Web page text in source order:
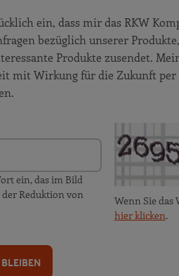
ein, dass mir das RKW
bezüglich unserer
Produkte zusendet.
mit Wirkung für die Zukunft per
ein, das im Bild
Reduktion von
Wenn Sie
hier klicken.